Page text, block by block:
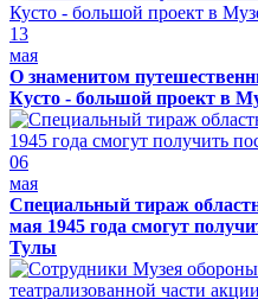
13
мая
О знаменитом
Кусто - большой проект в
06
мая
Специальный тираж
мая 1945 года смогут
Тулы